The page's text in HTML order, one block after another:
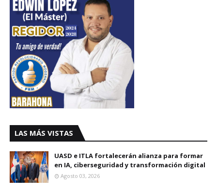
LAS MÁS VISTAS
UASD e ITLA fortalecerán alianza para formar
en IA, ciberseguridad y transformación digital
Agosto 03, 2026